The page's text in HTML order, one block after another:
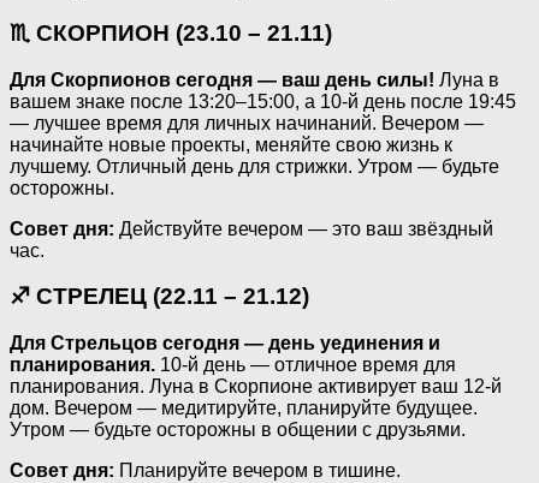
♏ СКОРПИОН (23.10 – 21.11)
Для Скорпионов сегодня — ваш день силы! Луна в
вашем знаке после 13:20–15:00, а 10-й день после 19:45
— лучшее время для личных начинаний. Вечером —
начинайте новые проекты, меняйте свою жизнь к
лучшему. Отличный день для стрижки. Утром — будьте
осторожны.
Совет дня: Действуйте вечером — это ваш звёздный
час.
♐ СТРЕЛЕЦ (22.11 – 21.12)
Для Стрельцов сегодня — день уединения и
планирования. 10-й день — отличное время для
планирования. Луна в Скорпионе активирует ваш 12-й
дом. Вечером — медитируйте, планируйте будущее.
Утром — будьте осторожны в общении с друзьями.
Совет дня: Планируйте вечером в тишине.